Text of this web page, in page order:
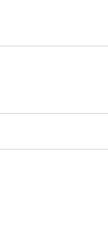
其化樂天向上
有光音天，倍
不惱天上有善
非想非非想處
在如是生道中
西面有洲，名
中人面還似地
以天青琉璃所